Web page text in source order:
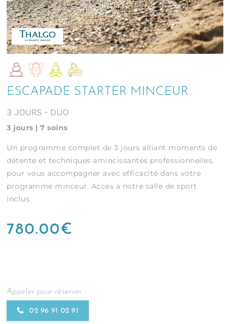
ESCAPADE STARTER MINCEUR
3 JOURS - DUO
3 jours | 7 soins
Un programme complet de 3 jours alliant moments de
détente et techniques amincissantes professionnelles,
pour vous accompagner avec efficacité dans votre
programme minceur. Accès à notre salle de sport
inclus.
780.00€
Appeler pour réserver
02 96 91 02 91